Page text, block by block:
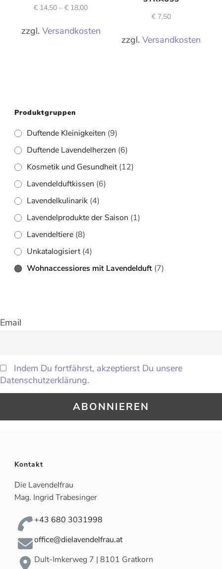
€ 14,50 –€ 18,00
zzgl. Versandkosten
€7,50
zzgl.Versandkosten
Produktgruppen
Duftende Kleinigkeiten (9)
Duftende Lavendelherzen (6)
Kosmetik und Gesundheit (12)
Lavendelduftkissen (6)
Lavendelkulinarik (4)
Lavendelprodukte der Saison (1)
Lavendeltiere (8)
Unkatalogisiert (4)
Wohnaccessiores mit Lavendelduft (7)
Email
Indem Du fortfährst, akzeptierst Du unsere
Datenschutzerklärung.
Kontakt
Die Lavendelfrau
Mag. Ingrid Trabesinger
+43 680 3031998
office@dielavendelfrau.at
Dult-Imkerweg 7 | 8101 Gratkorn